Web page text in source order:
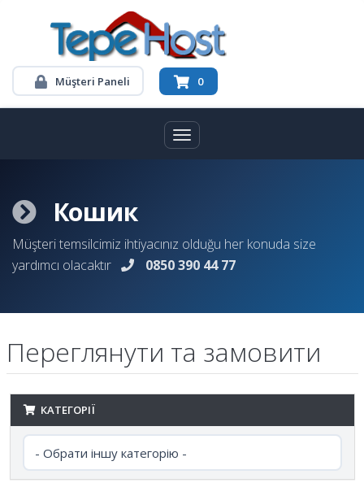
Müşteri Paneli 0
Toggle navigation
Кошик
Müşteri temsilcimiz ihtiyacınız olduğu her konuda size
yardımcı olacaktır
0850 390 44 77
Переглянути та замовити
КАТЕГОРІЇ